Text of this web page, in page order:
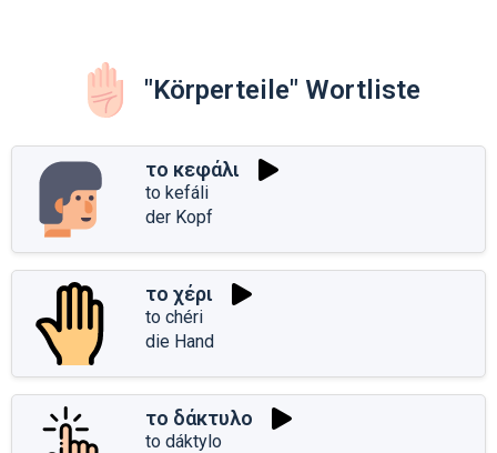
"Körperteile" Wortliste
το κεφάλι
to kefáli
der Kopf
το χέρι
to chéri
die Hand
το δάκτυλο
to dáktylo